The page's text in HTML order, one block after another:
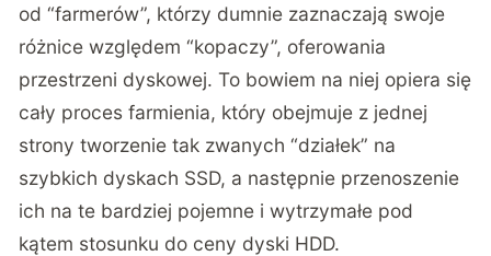
od “farmerów”, którzy dumnie zaznaczają swoje
różnice względem “kopaczy”, oferowania
przestrzeni dyskowej. To bowiem na niej opiera się
cały proces farmienia, który obejmuje z jednej
strony tworzenie tak zwanych “działek” na
szybkich dyskach SSD, a następnie przenoszenie
ich na te bardziej pojemne i wytrzymałe pod
kątem stosunku do ceny dyski HDD.